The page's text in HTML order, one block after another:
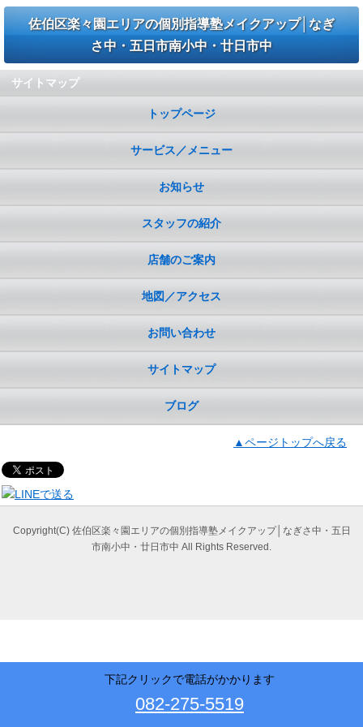
佐伯区楽々園エリアの個別指導塾メイクアップ│なぎ
さ中・五日市南小中・廿日市中
サイトマップ
トップページ
サービス／メニュー
お知らせ
スタッフの紹介
店舗のご案内
地図／アクセス
お問い合わせ
サイトマップ
ブログ
▲ページトップへ戻る
Copyright(C) 佐伯区楽々園エリアの個別指導塾メイクアップ│なぎさ中・五日
市南小中・廿日市中 All Rights Reserved.
下記クリックで電話がかかります
082-275-5519